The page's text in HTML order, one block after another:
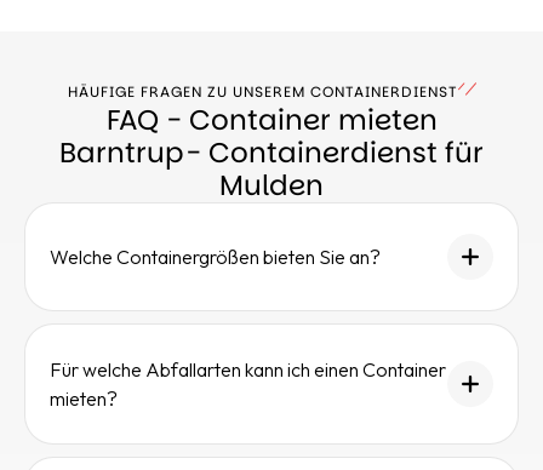
HÄUFIGE FRAGEN ZU UNSEREM CONTAINERDIENST
FAQ - Container mieten
Barntrup- Containerdienst für
Mulden
Welche Containergrößen bieten Sie an?
Für welche Abfallarten kann ich einen Container
mieten?